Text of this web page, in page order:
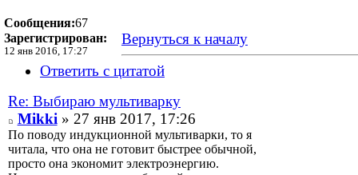
Сообщения:67
Зарегистрирован:
12 янв 2016, 17:27
Вернуться к началу
Ответить с цитатой
Re: Выбираю мультиварку
Mikki » 27 янв 2017, 17:26
По поводу индукционной мультиварки, то я
читала, что она не готовит быстрее обычной,
просто она экономит электроэнергию.